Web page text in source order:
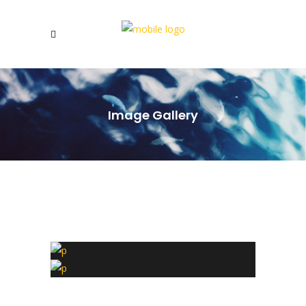
Image Gallery